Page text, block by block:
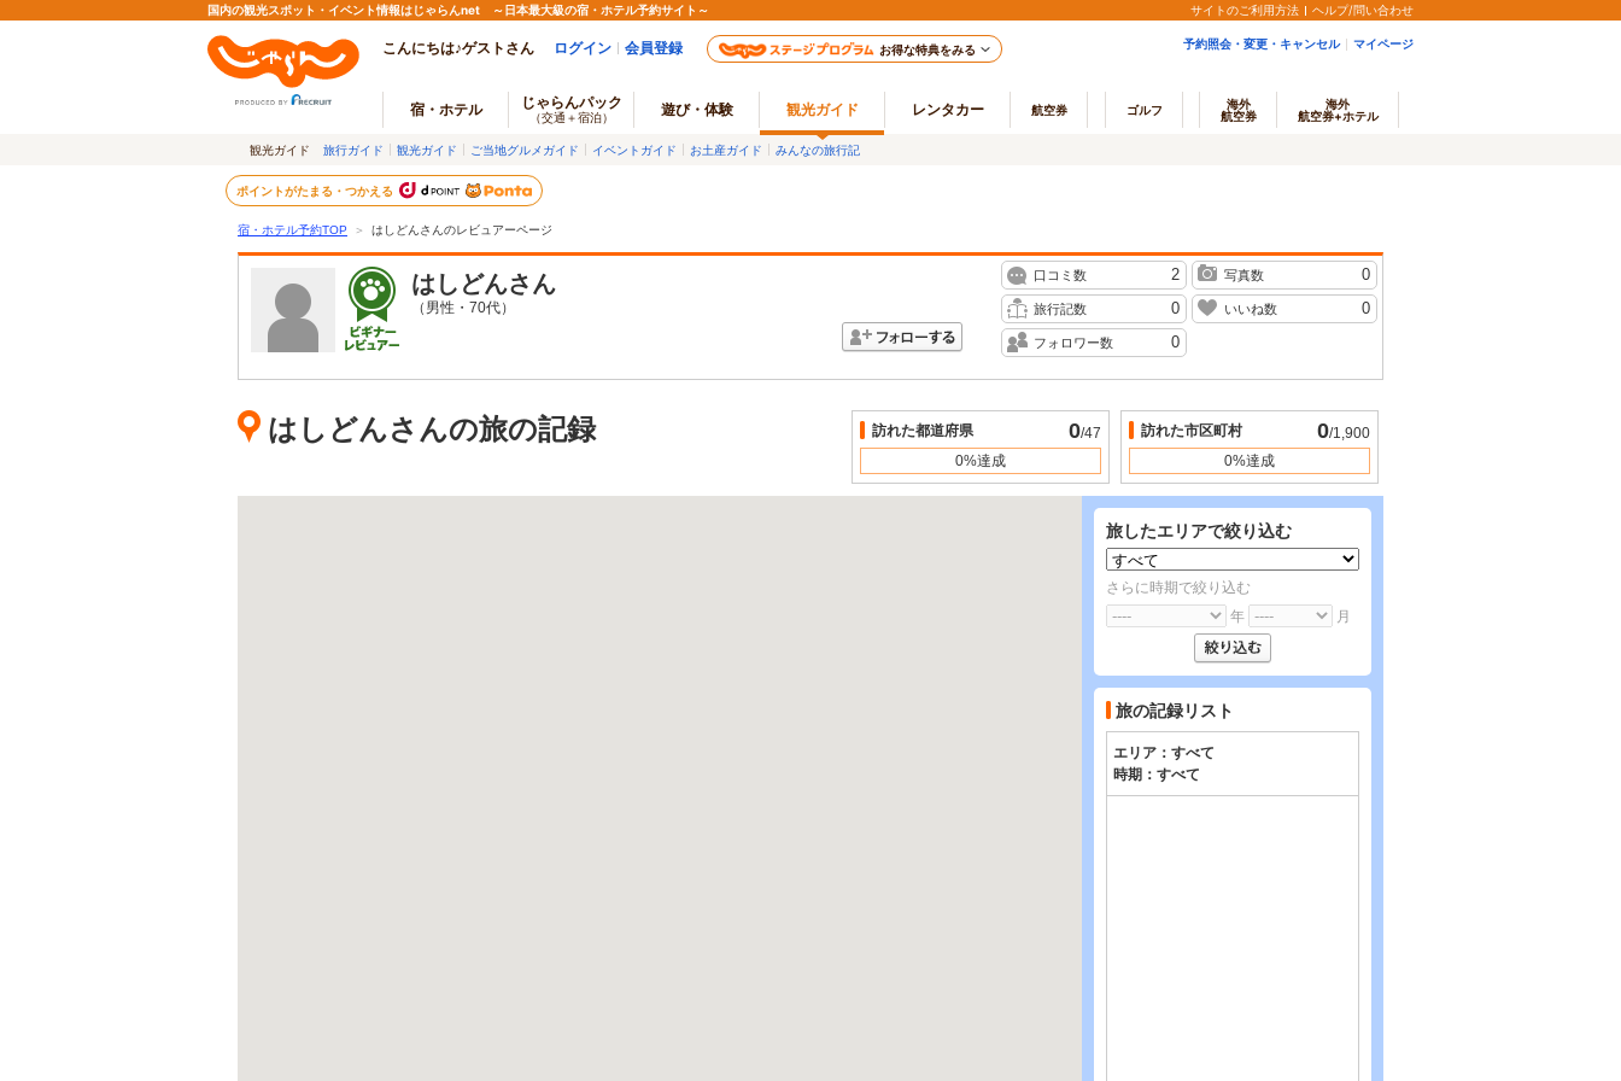
国内の観光スポット・イベント情報はじゃらんnet ～日本最大級の宿・ホテル予約サイト～ サイトのご利用方法 ヘルプ/問い合わせ
こんにちは♪ゲストさん ログイン 会員登録 お得な特典をみる 予約照会・変更・キャンセル マイページ
宿・ホテル じゃらんパック
（交通＋宿泊） 遊び・体験 観光ガイド レンタカー 航空券 ゴルフ
海外
航空券
海外
航空券+ホテル
観光ガイド 旅行ガイド 観光ガイド ご当地グルメガイド イベントガイド お土産ガイド みんなの旅行記
ポイントがたまる・つかえる
宿・ホテル予約TOP ＞ はしどんさんのレビュアーページ
はしどんさん
（男性・70代）
口コミ数 2 写真数 0
旅行記数 0 いいね数 0
フォロワー数 0
はしどんさんの旅の記録 訪れた都道府県 0/47
0%達成
訪れた市区町村 0/1,900
0%達成
旅したエリアで絞り込む
さらに時期で絞り込む
年
月
旅の記録リスト
エリア： すべて
時期： すべて